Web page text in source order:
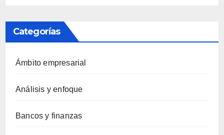
Categorías
Ámbito empresarial
Análisis y enfoque
Bancos y finanzas